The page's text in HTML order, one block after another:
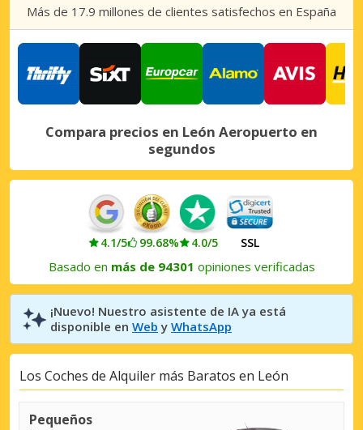
Más de 17.9 millones de clientes satisfechos en España
Compara precios en León Aeropuerto en
segundos
4.1/5 99.68% 4.0/5 SSL
Basado en más de 94301 opiniones verificadas
¡Nuevo! Nuestro asistente de IA ya está
disponible en Web y WhatsApp
Los Coches de Alquiler más Baratos en León
Pequeños